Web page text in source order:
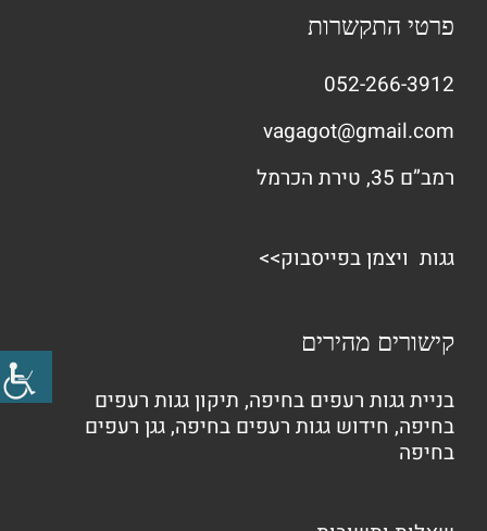
פרטי התקשרות
052-266-3912
vagagot@gmail.com
רמב”ם 35, טירת הכרמל
גגות ויצמן בפייסבוק>>
קישורים מהירים
בניית גגות רעפים בחיפה, תיקון גגות רעפים
בחיפה, חידוש גגות רעפים בחיפה,גגן רעפים
בחיפה